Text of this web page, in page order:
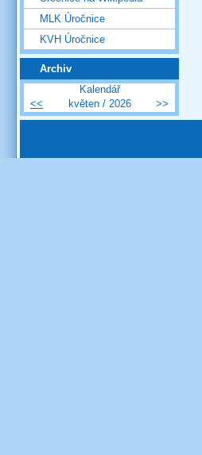
MLK Úročnice
KVH Úročnice
Archiv
Kalendář
<<
květen / 2026 >>